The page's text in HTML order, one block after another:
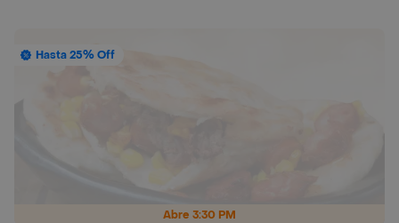
Abre 3:30 PM
Hasta 25% Off